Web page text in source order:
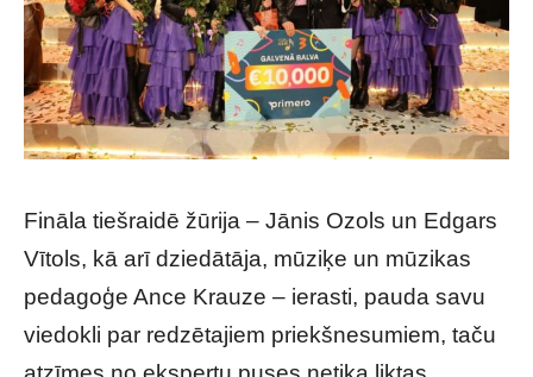
Fināla tiešraidē žūrija – Jānis Ozols un Edgars
Vītols, kā arī dziedātāja, mūziķe un mūzikas
pedagoģe Ance Krauze – ierasti, pauda savu
viedokli par redzētajiem priekšnesumiem, taču